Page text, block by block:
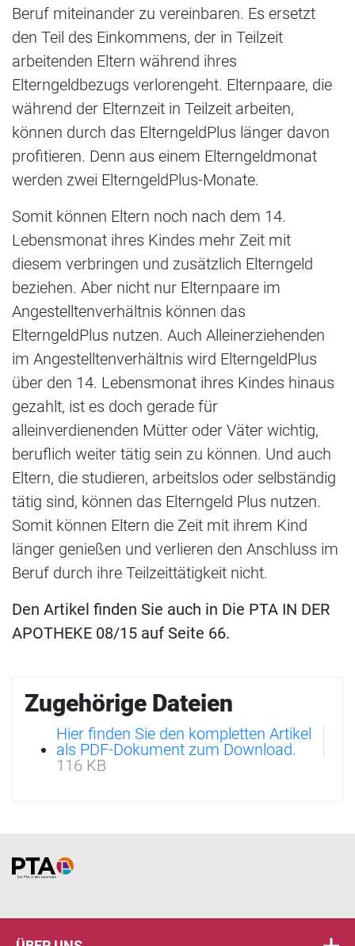
Beruf miteinander zu vereinbaren. Es ersetzt
den Teil des Einkommens, der in Teilzeit
arbeitenden Eltern während ihres
Elterngeldbezugs verlorengeht. Elternpaare, die
während der Elternzeit in Teilzeit arbeiten,
können durch das ElterngeldPlus länger davon
profitieren. Denn aus einem Elterngeldmonat
werden zwei ElterngeldPlus-Monate.
Somit können Eltern noch nach dem 14.
Lebensmonat ihres Kindes mehr Zeit mit
diesem verbringen und zusätzlich Elterngeld
beziehen. Aber nicht nur Elternpaare im
Angestelltenverhältnis können das
ElterngeldPlus nutzen. Auch Alleinerziehenden
im Angestelltenverhältnis wird ElterngeldPlus
über den 14. Lebensmonat ihres Kindes hinaus
gezahlt, ist es doch gerade für
alleinverdienenden Mütter oder Väter wichtig,
beruflich weiter tätig sein zu können. Und auch
Eltern, die studieren, arbeitslos oder selbständig
tätig sind, können das Elterngeld Plus nutzen.
Somit können Eltern die Zeit mit ihrem Kind
länger genießen und verlieren den Anschluss im
Beruf durch ihre Teilzeittätigkeit nicht.
Den Artikel finden Sie auch in Die PTA IN DER
APOTHEKE 08/15 auf Seite 66.
Zugehörige Dateien
Hier finden Sie den kompletten Artikel
als PDF-Dokument zum Download.
116 KB
Home